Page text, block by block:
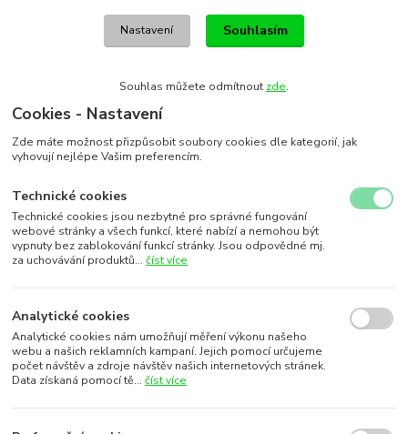
Nastavení Souhlasím
Souhlas můžete odmítnout zde.
Cookies - Nastavení
Zde máte možnost přizpůsobit soubory cookies dle kategorií, jak
vyhovují nejlépe Vašim preferencím.
Technické cookies
Technické cookies jsou nezbytné pro správné fungování
webové stránky a všech funkcí, které nabízí a nemohou být
vypnuty bez zablokování funkcí stránky. Jsou odpovědné mj.
za uchovávání produktů...číst více
Analytické cookies
Analytické cookies nám umožňují měření výkonu našeho
webu a našich reklamních kampaní. Jejich pomocí určujeme
počet návštěv a zdroje návštěv našich internetových stránek.
Data získaná pomocí tě...číst více